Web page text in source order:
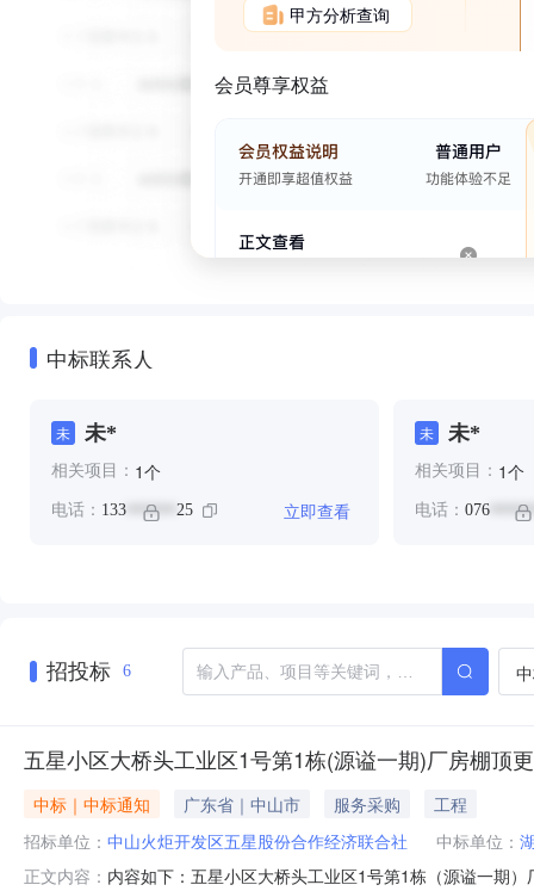
甲方分析查询
会员尊享权益
中标联系人
未 未*
相关项目： 1个
电话： 133 ****** 25 立即查看
未 未*
相关项目： 1个
电话： 076
招投标 6
五星小区大桥头工业区1号第1栋(源谥一期)厂房棚顶
中标｜中标通知 广东省｜中山市 服务采购
工程
招标单位： 中山火炬开发区五星股份合作经济联合社 中标单位：
正文内容： 内容如下：五星小区大桥头工业区1号第1栋（源谥一期